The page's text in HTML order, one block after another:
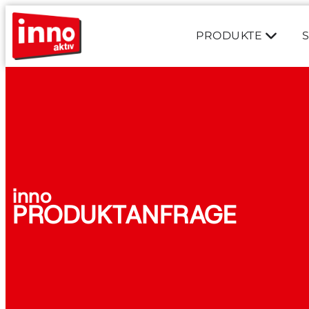
PRODUKTE
inno
PRODUKTANFRAGE